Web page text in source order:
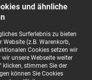
und ähnliche
Surferlebnis zu bieten
(z.B. Warenkorb,
Cookies setzen wir
unsere Webseite weiter
stimmen Sie der
können Sie Cookies